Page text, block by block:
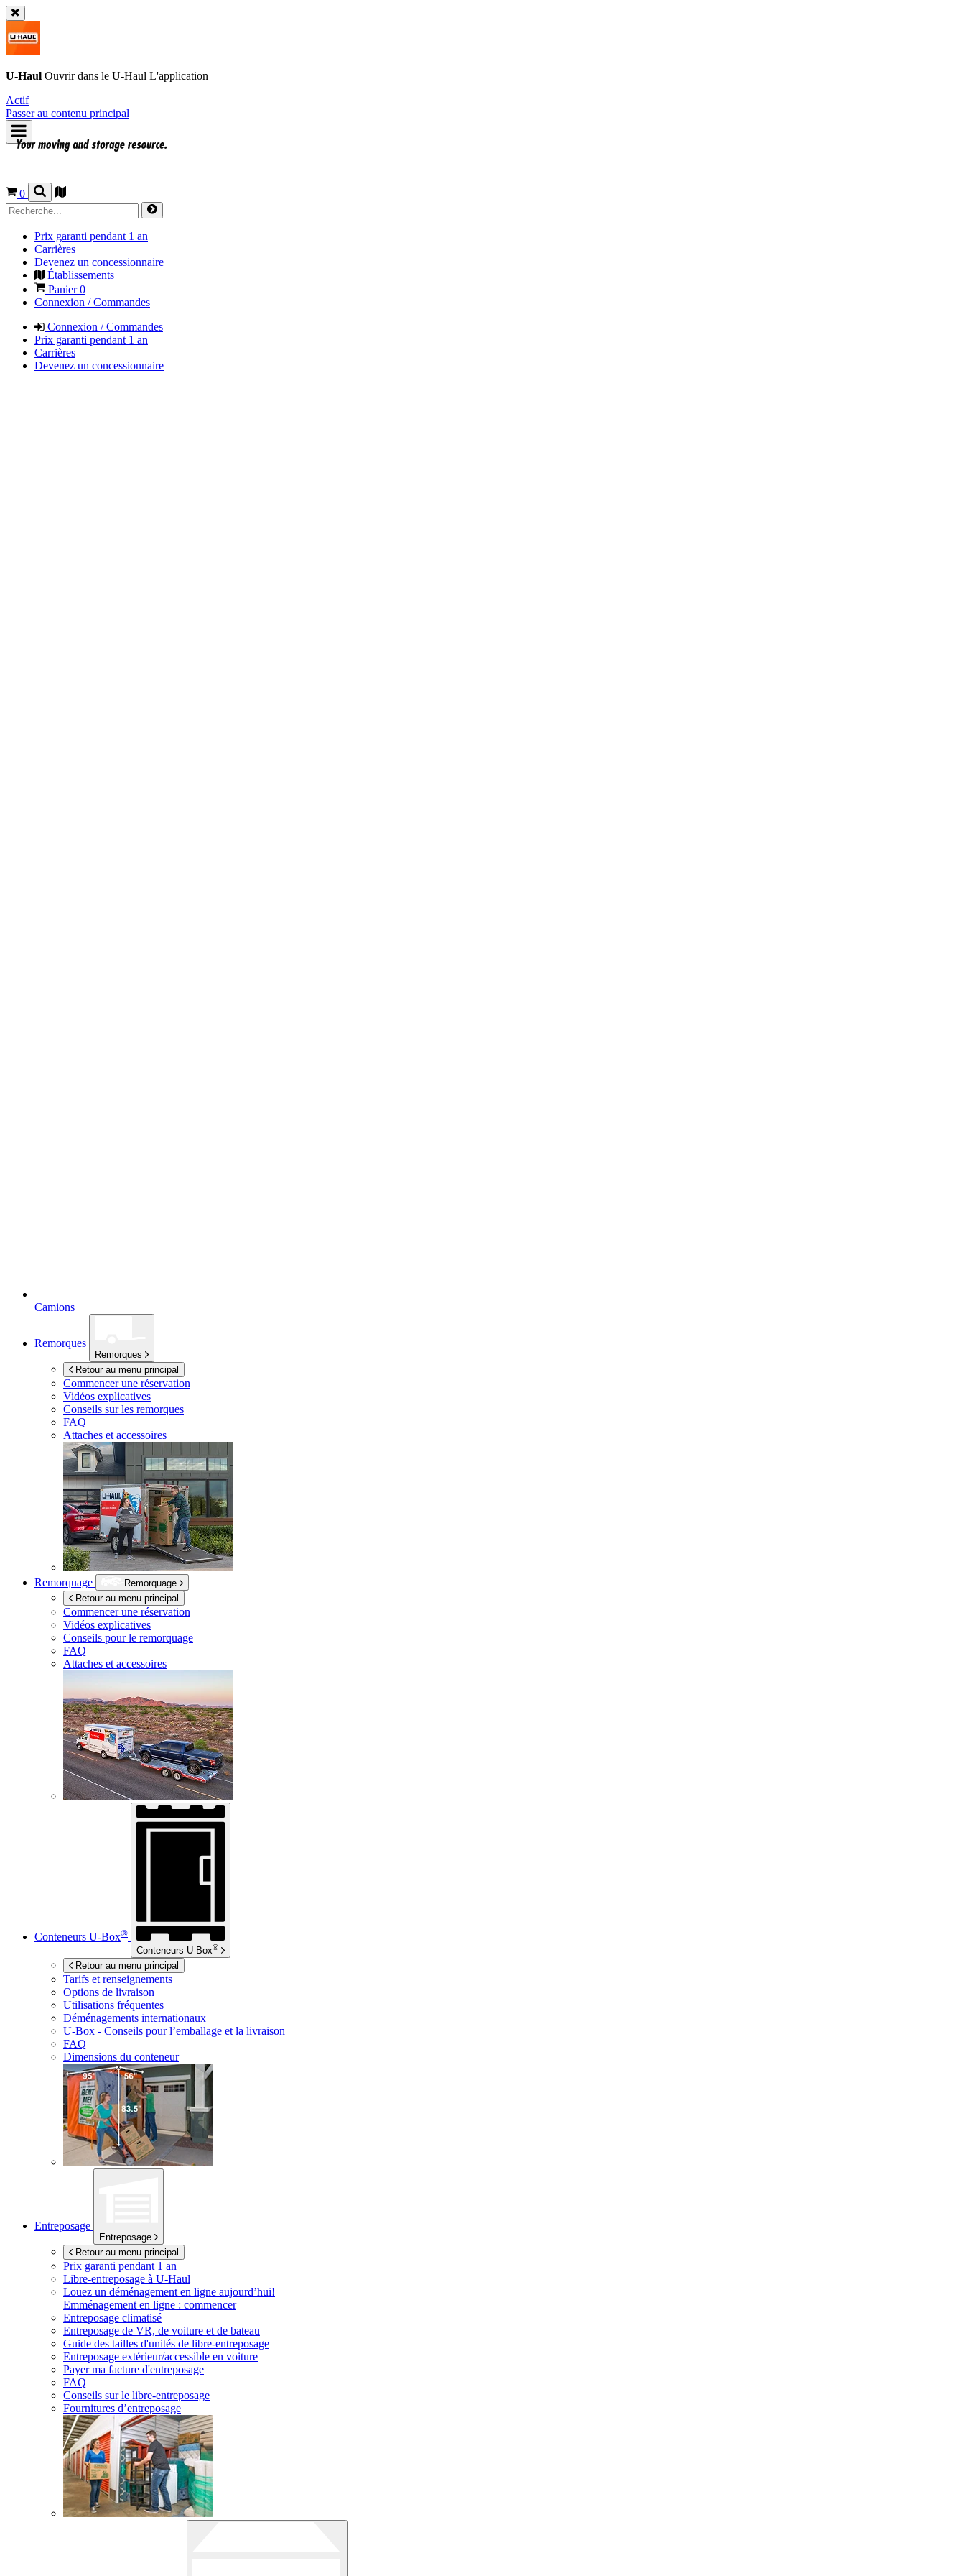
U-Haul Ouvrir dans le U-Haul L'application
Actif
Passer au contenu principal
0
Prix garanti pendant 1 an
Carrières
Devenez un concessionnaire
Établissements
Panier0
Connexion / Commandes
Connexion / Commandes
Prix garanti pendant 1 an
Carrières
Devenez un concessionnaire
Camions
Remorques
Remorques
Retour au menu principal
Commencer une réservation
Vidéos explicatives
Conseils sur les remorques
FAQ
Attaches et accessoires
Remorquage
Remorquage
Retour au menu principal
Commencer une réservation
Vidéos explicatives
Conseils pour le remorquage
FAQ
Attaches et accessoires
Conteneurs U-Box®
Conteneurs U-Box®
Retour au menu principal
Tarifs et renseignements
Options de livraison
Utilisations fréquentes
Déménagements internationaux
U-Box - Conseils pour l’emballage et la livraison
FAQ
Dimensions du conteneur
Entreposage
Entreposage
Retour au menu principal
Prix garanti pendant 1 an
Libre-entreposage à U-Haul
Louez un déménagement en ligne aujourd’hui!
Emménagement en ligne : commencer
Entreposage climatisé
Entreposage de VR, de voiture et de bateau
Guide des tailles d'unités de libre-entreposage
Entreposage extérieur/accessible en voiture
Payer ma facture d'entreposage
FAQ
Conseils sur le libre-entreposage
Fournitures d’entreposage